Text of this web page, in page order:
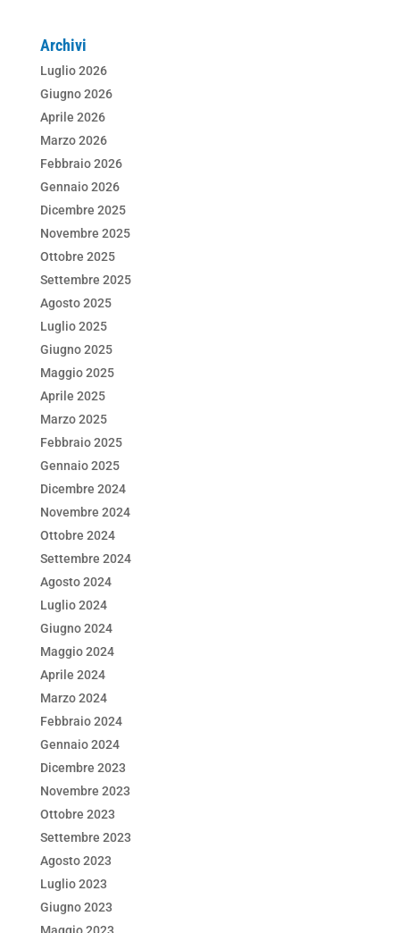
c
e
b
o
o
k
Archivi
Luglio 2026
Giugno 2026
Aprile 2026
Marzo 2026
Febbraio 2026
Gennaio 2026
Dicembre 2025
Novembre 2025
Ottobre 2025
Settembre 2025
Agosto 2025
Luglio 2025
Giugno 2025
Maggio 2025
Aprile 2025
Marzo 2025
Febbraio 2025
Gennaio 2025
Dicembre 2024
Novembre 2024
Ottobre 2024
Settembre 2024
Agosto 2024
Luglio 2024
Giugno 2024
Maggio 2024
Aprile 2024
Marzo 2024
Febbraio 2024
Gennaio 2024
Dicembre 2023
Novembre 2023
Ottobre 2023
Settembre 2023
Agosto 2023
Luglio 2023
Giugno 2023